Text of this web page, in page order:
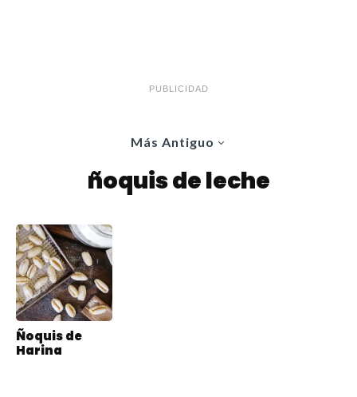
PUBLICIDAD
Más Antiguo
ñoquis de leche
Ñoquis de
Harina